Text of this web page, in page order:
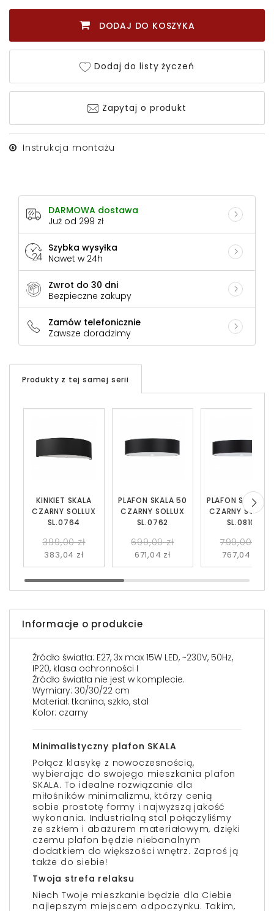
DODAJ DO KOSZYKA
Dodaj do listy życzeń
Zapytaj o produkt
Instrukcja montażu
DARMOWA dostawa
Już od 299 zł
Szybka wysyłka
Nawet w 24h
Zwrot do 30 dni
Bezpieczne zakupy
Zamów telefonicznie
Zawsze doradzimy
Produkty z tej samej serii
PLAFON SKALA 50
CZARNY SOLLUX
SL.0762
699,00 zł
671,04 zł
PLAFON SKALA
CZARNY SOLLUX
SL.0810
799,00 zł
767,04 zł
KINKIET SKALA
CZARNY SOLLUX
SL.0764
399,00 zł
383,04 zł
Informacje o produkcie
Źródło światła: E27, 3x max 15W LED, ~230V, 50Hz,
IP20, klasa ochronności I
Źródło światła nie jest w komplecie.
Wymiary: 30/30/22 cm
Materiał: tkanina, szkło, stal
Kolor: czarny
Minimalistyczny plafon SKALA
Połącz klasykę z nowoczesnością,
wybierając do swojego mieszkania plafon
SKALA. To idealne rozwiązanie dla
miłośników minimalizmu, którzy cenią
sobie prostotę formy i najwyższą jakość
wykonania. Industrialną stal połączyliśmy
ze szkłem i abażurem materiałowym, dzięki
czemu plafon będzie niebanalnym
dodatkiem do większości wnętrz. Zaproś ją
także do siebie!
Twoja strefa relaksu
Niech Twoje mieszkanie będzie dla Ciebie
najlepszym miejscem odpoczynku. Takim,